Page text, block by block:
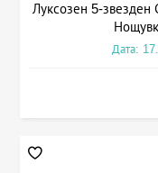
Луксозен 5-
Дата: